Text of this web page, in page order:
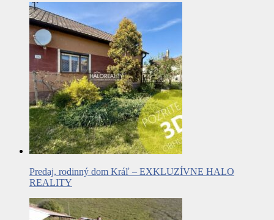
Predaj, rodinný dom Kráľ – EXKLUZÍVNE HALO
REALITY